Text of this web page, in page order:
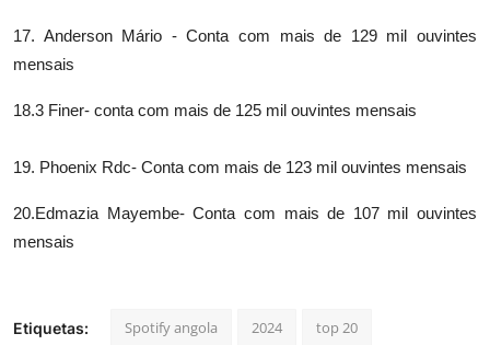
17. Anderson Mário - Conta com mais de 129 mil ouvintes
mensais
18.3 Finer- conta com mais de 125 mil ouvintes mensais
19. Phoenix Rdc- Conta com mais de 123 mil ouvintes mensais
20.Edmazia Mayembe- Conta com mais de 107 mil ouvintes
mensais
Etiquetas: Spotify angola 2024 top 20